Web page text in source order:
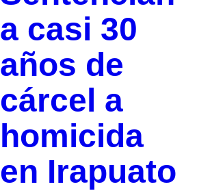
a casi 30
años de
cárcel a
homicida
en Irapuato